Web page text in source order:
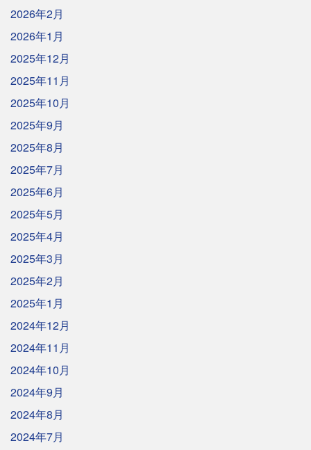
2026年2月
2026年1月
2025年12月
2025年11月
2025年10月
2025年9月
2025年8月
2025年7月
2025年6月
2025年5月
2025年4月
2025年3月
2025年2月
2025年1月
2024年12月
2024年11月
2024年10月
2024年9月
2024年8月
2024年7月